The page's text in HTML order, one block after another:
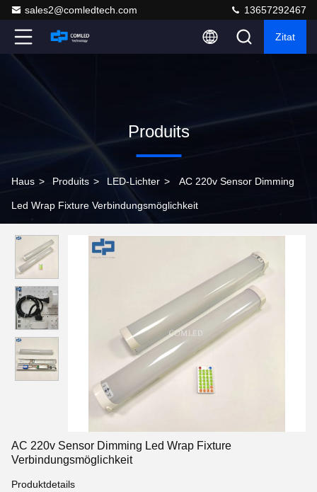
sales2@comledtech.com 13657292467
Zitat
Produits
Haus > Produits > LED-Lichter > AC 220v Sensor Dimming
Led Wrap Fixture Verbindungsmöglichkeit
AC 220v Sensor Dimming Led Wrap Fixture
Verbindungsmöglichkeit
Produktdetails